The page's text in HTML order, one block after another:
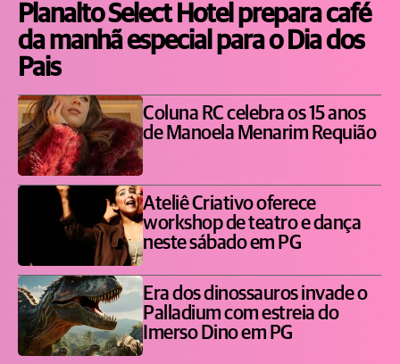
Planalto Select Hotel prepara café
da manhã especial para o Dia dos
Pais
Coluna RC celebra os 15 anos
de Manoela Menarim Requião
Ateliê Criativo oferece
workshop de teatro e dança
neste sábado em PG
Era dos dinossauros invade o
Palladium com estreia do
Imerso Dino em PG